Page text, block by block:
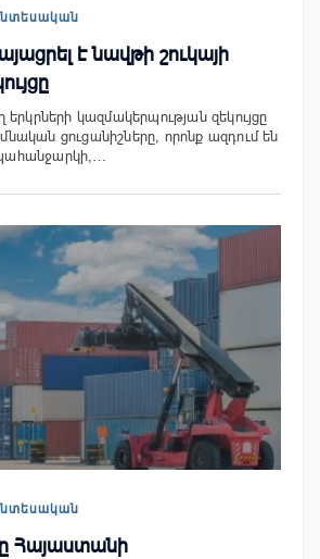
է նավթի շուկայի
կազմակերպության զեկույցը
ցուցանիշները, որոնք ազդում են
Հայաստանի